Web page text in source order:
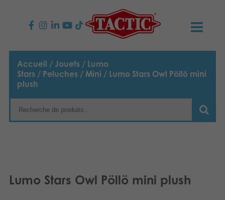
PRODUITS
Jeux enfants
Jeux famille
Puzzles
NOUVEAUTÉS
TACTIC
Notre histoire
LiensEnglish
Accueil / Jouets / Lumo
Stars / Peluches / Mini / Lumo Stars Owl Pöllö mini
plush
Lumo Stars Owl Pöllö mini plush